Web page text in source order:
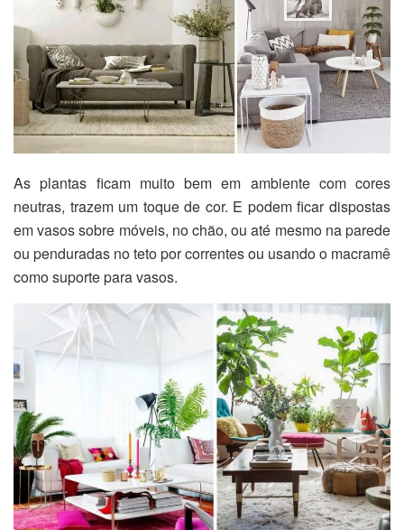
As plantas ficam muito bem em ambiente com cores
neutras, trazem um toque de cor. E podem ficar dispostas
em vasos sobre móveis, no chão, ou até mesmo na parede
ou penduradas no teto por correntes ou usando o macramê
como suporte para vasos.